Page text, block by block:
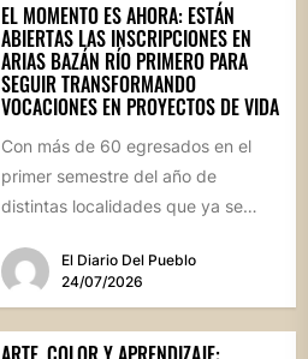
EL MOMENTO ES AHORA: ESTÁN
ABIERTAS LAS INSCRIPCIONES EN
ARIAS BAZÁN RÍO PRIMERO PARA
SEGUIR TRANSFORMANDO
VOCACIONES EN PROYECTOS DE VIDA
Con más de 60 egresados en el
primer semestre del año de
distintas localidades que ya se
El Diario Del Pueblo
24/07/2026